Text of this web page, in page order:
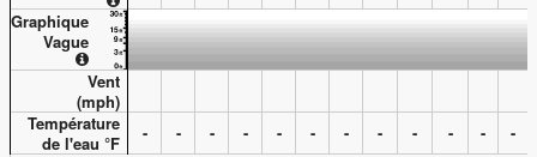
Graphique
Vague
Vent
(mph)
Température
de l'eau °F - - - - - - - - - - - -